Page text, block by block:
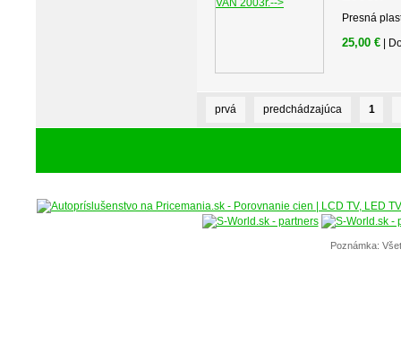
Presná
25,00 € |
prvá predchádzajúca 1
Poznámka: